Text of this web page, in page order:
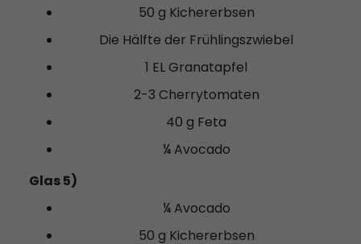
50 g Kichererbsen
Die Hälfte der Frühlingszwiebel
1 EL Granatapfel
2-3 Cherrytomaten
40 g Feta
¼ Avocado
Glas 5)
¼ Avocado
50 g Kichererbsen